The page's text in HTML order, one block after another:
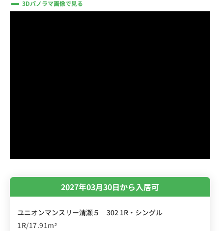
3Dパノラマ画像で見る
2027年03月30日から入居可
ユニオンマンスリー清瀬５ 302 1R・シングル
1R/17.91m²